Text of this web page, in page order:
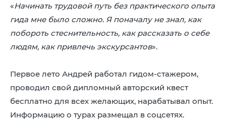
«Начинать трудовой путь без практического опыта
гида мне было сложно. Я поначалу не знал, как
побороть стеснительность, как рассказать о себе
людям, как привлечь экскурсантов».
Первое лето Андрей работал гидом-стажером,
проводил свой дипломный авторский квест
бесплатно для всех желающих, нарабатывал опыт.
Информацию о турах размещал в соцсетях.